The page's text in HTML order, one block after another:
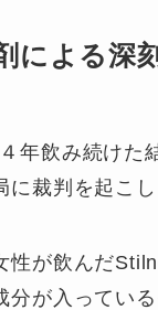
による深
年飲み続けた
に裁判を起こし
性が飲んだ
分が入っている